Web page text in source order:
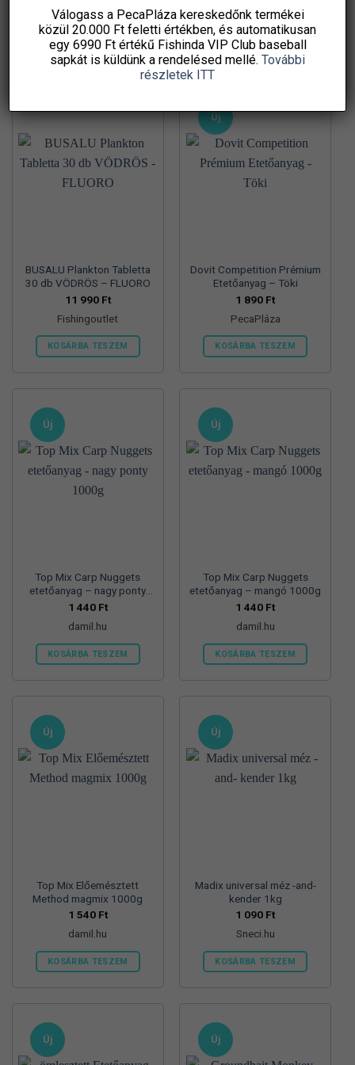
Fishingoutlet
KOSÁRBA TESZEM
Fishingoutlet
KOSÁRBA TESZEM
BUSALU Plankton Tabletta
30 db VÖDRÖS – FLUORO
11 990 Ft
Fishingoutlet
KOSÁRBA TESZEM
Új
Dovit Competition Prémium
Etetőanyag – Töki
1 890 Ft
PecaPláza
KOSÁRBA TESZEM
van.
változatok
Új
Top Mix Carp Nuggets
etetőanyag – nagy ponty
1000g
1 440 Ft
damil.hu
KOSÁRBA TESZEM
Új
Top Mix Carp Nuggets
etetőanyag – mangó 1000g
1 440 Ft
damil.hu
KOSÁRBA TESZEM
Új
Top Mix Előemésztett
Method magmix 1000g
1 540 Ft
damil.hu
KOSÁRBA TESZEM
Új
Madix universal méz -and-
kender 1kg
1 090 Ft
Sneci.hu
KOSÁRBA TESZEM
Új Új
Válogass a PecaPláza kereskedőnk termékei
közül 20.000 Ft feletti értékben, és automatikusan
egy 6990 Ft értékű Fishinda VIP Club baseball
sapkát is küldünk a rendelésed mellé. További
részletek ITT